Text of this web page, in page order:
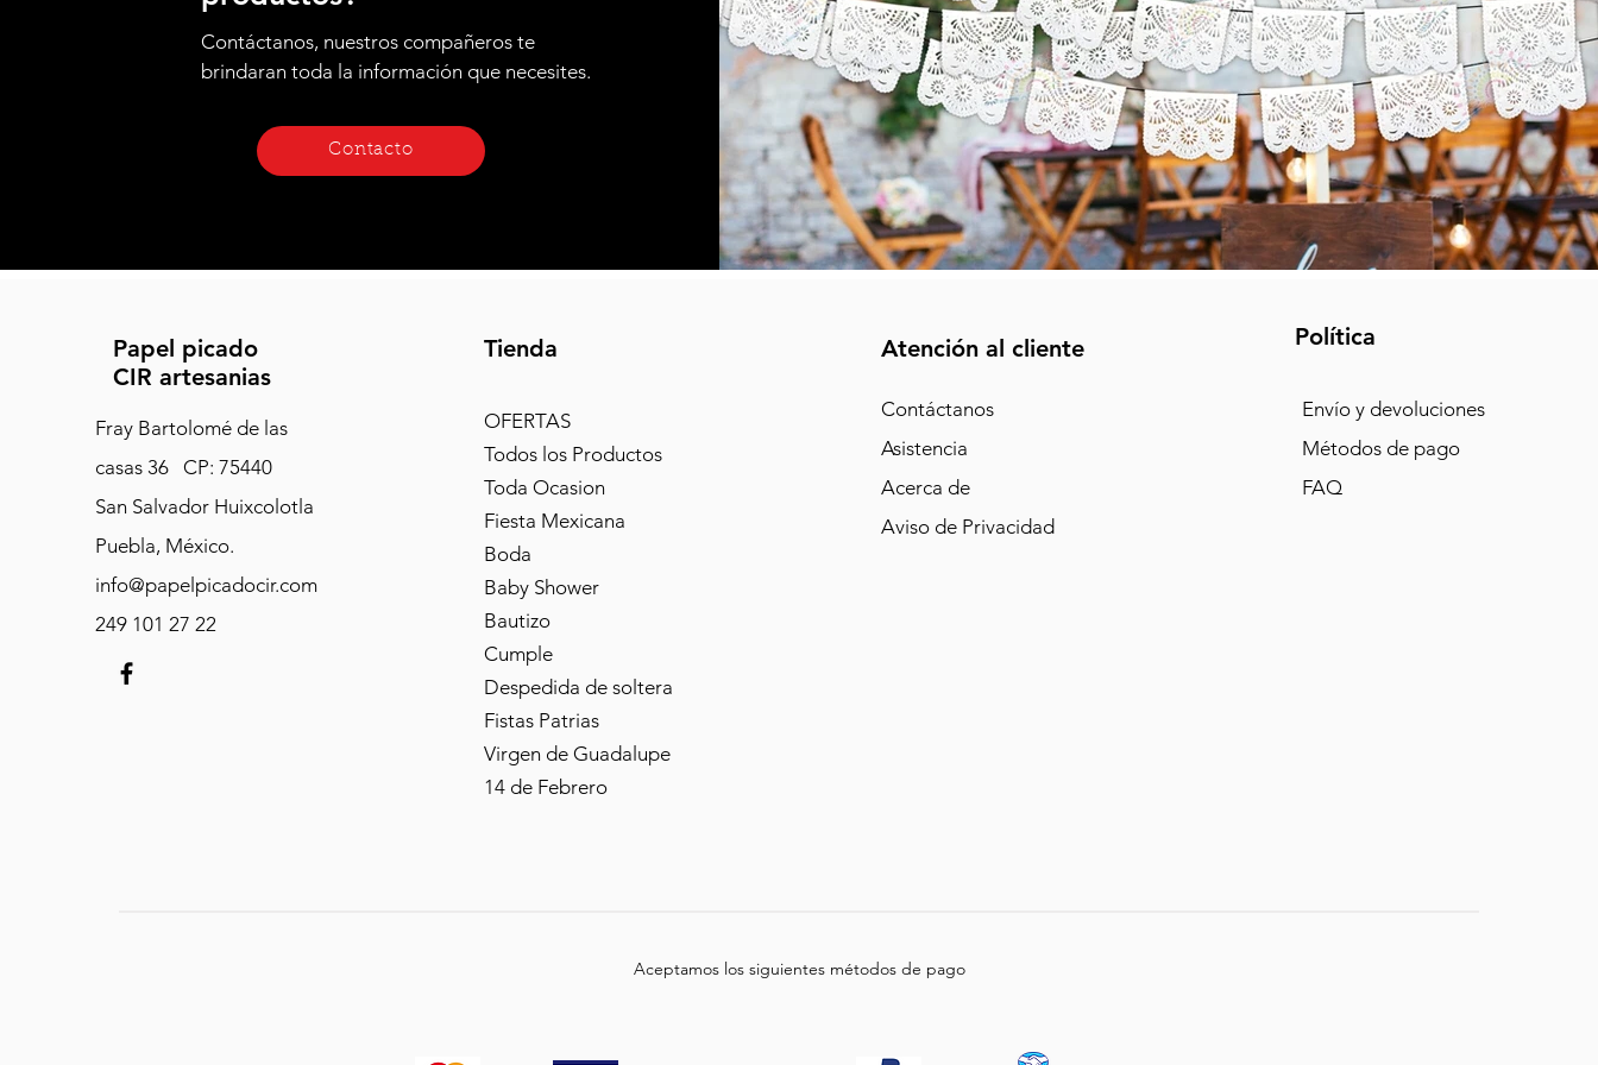
Contáctanos, nuestros compañeros te
brindaran toda la información que necesites.
Contacto
Papel picado
CIR artesanias
Fray Bartolomé de las
casas 36 CP: 75440
San Salvador Huixcolotla
Puebla, México.
info@papelpicadocir.com
249 101 27 22
Tienda
OFERTAS
Todos los Productos
Toda Ocasion
Fiesta Mexicana
Boda
Baby Shower
Bautizo
Cumple
Despedida de soltera
Fistas Patrias
Virgen de Guadalupe
14 de Febrero
Atención al cliente
Contáctanos
Asistencia
Acerca de
Aviso de Privacidad
Política
Envío y devoluciones
Métodos de pago
FAQ
Aceptamos los siguientes métodos de pago